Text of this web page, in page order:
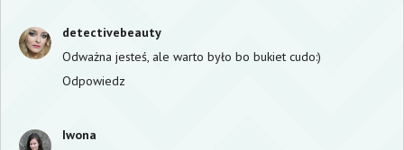
detectivebeauty
Odważna jesteś, ale warto było bo bukiet cudo:)
Odpowiedz
Iwona